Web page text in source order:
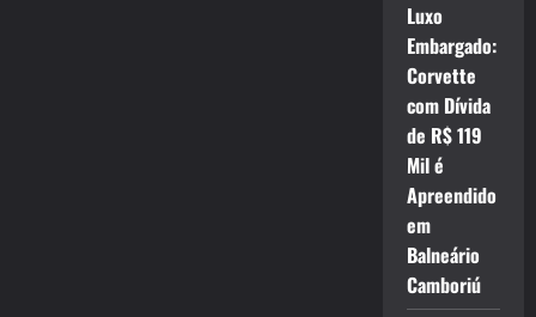
Luxo
Embargado:
Corvette
com Dívida
de R$ 119
Mil é
Apreendido
em
Balneário
Camboriú